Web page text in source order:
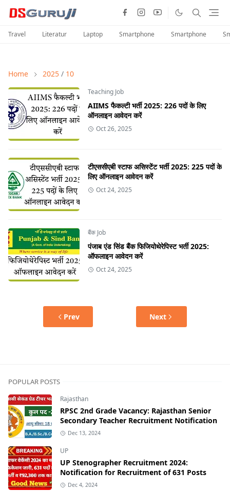
Travel Literatur Laptop Smartphone Smartphone
Home 2025 / 10
Teaching Job
AIIMS फैकल्टी भर्ती 2025: 226 पदों के लिए
ऑनलाइन आवेदन करें
Oct 26, 2025
टीएससीएबी स्टाफ असिस्टेंट भर्ती 2025: 225 पदों के
लिए ऑनलाइन आवेदन करें
Oct 24, 2025
बैंक Job
पंजाब एंड सिंड बैंक फिजियोथेरेपिस्ट भर्ती 2025:
ऑफलाइन आवेदन करें
Oct 24, 2025
Prev Next
POPULAR POSTS
Rajasthan
RPSC 2nd Grade Vacancy: Rajasthan Senior
Secondary Teacher Recruitment Notification
Dec 13, 2024
UP
UP Stenographer Recruitment 2024:
Notification for Recruitment of 631 Posts
Dec 4, 2024